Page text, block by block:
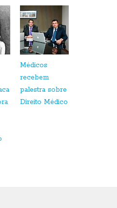
Médicos
recebem
palestra sobre
Direito Médico